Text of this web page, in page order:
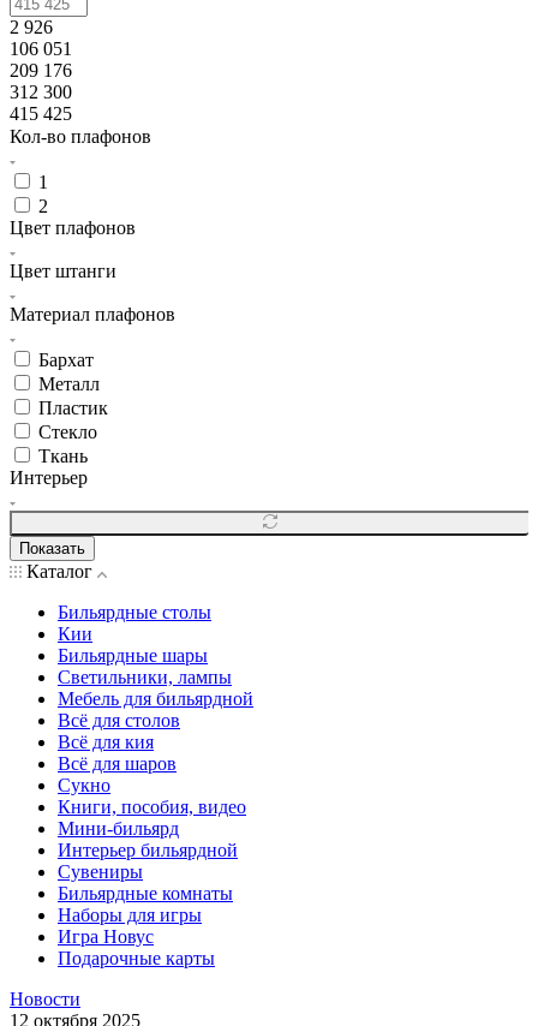
2 926
106 051
209 176
312 300
415 425
Кол-во плафонов
1
2
Цвет плафонов
Цвет штанги
Материал плафонов
Бархат
Металл
Пластик
Стекло
Ткань
Интерьер
Показать
Каталог
Бильярдные столы
Кии
Бильярдные шары
Светильники, лампы
Мебель для бильярдной
Всё для столов
Всё для кия
Всё для шаров
Сукно
Книги, пособия, видео
Мини-бильярд
Интерьер бильярдной
Сувениры
Бильярдные комнаты
Наборы для игры
Игра Новус
Подарочные карты
Новости
12 октября 2025